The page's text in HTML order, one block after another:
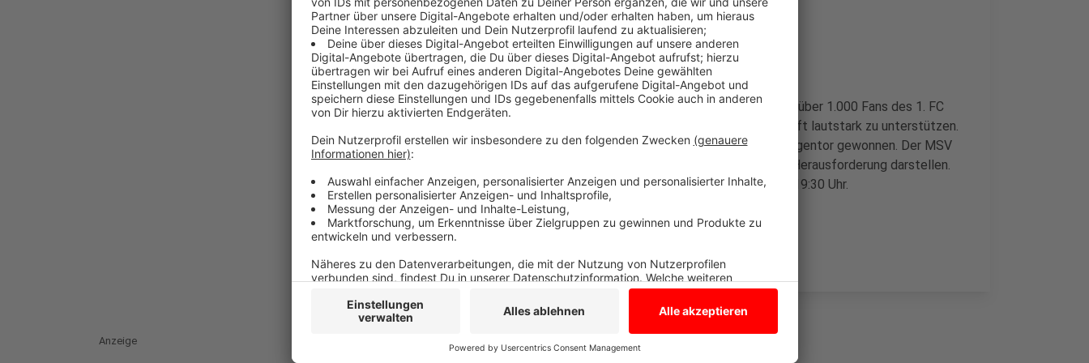
Bocholter Fans in Duisburg
Anzeige
Mehr als 15.000 Zuschauer werden im Stadion erwartet, darunter über 1.000 Fans des 1. FC
Bocholt. Die Anhänger reisen mit 11 Bussen an, um ihre Mannschaft lautstark zu unterstützen.
Duisburg ist in Topform und hat die letzten sechs Spiele ohne Gegentor gewonnen. Der MSV
strebt den Drittliga-Aufstieg an und wird für Bocholt eine große Herausforderung darstellen.
Radio WMW überträgt das Spiel live aus Duisburg. Anpfiff ist um 19:30 Uhr.
Anzeige
Anzeige